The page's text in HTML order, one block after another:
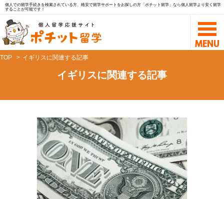
個人での留学手続きを検索されている方、格安で留学サポートをお探しの方「ポチット留学」なら個人留学より安く留学
することが可能です！
TOP イギリスに関連する記事
イギリスに関連する記事